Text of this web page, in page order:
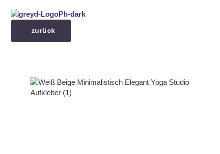
zurück